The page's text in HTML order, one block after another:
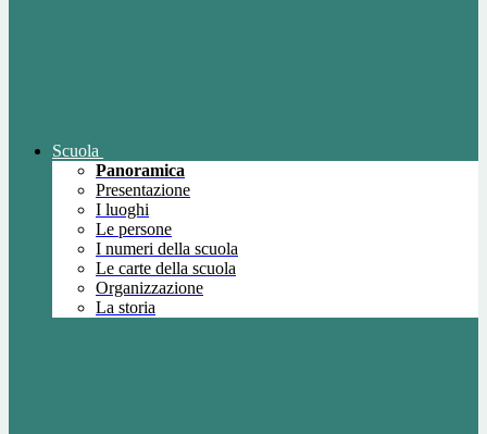
Scuola
Panoramica
Presentazione
I luoghi
Le persone
I numeri della scuola
Le carte della scuola
Organizzazione
La storia